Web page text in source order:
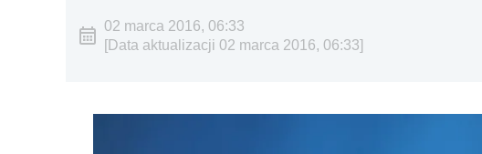
02 marca 2016, 06:33
[Data aktualizacji 02 marca 2016, 06:33]